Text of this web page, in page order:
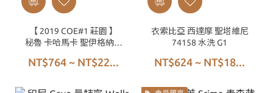
【 2019 COE#1 莊園 】
秘魯 卡哈馬卡 聖伊格納西
95 水洗
NT$764 ~ NT$22...
衣索比亞 西達摩 聖塔維尼
74158 水洗 G1
NT$624 ~ NT$18...